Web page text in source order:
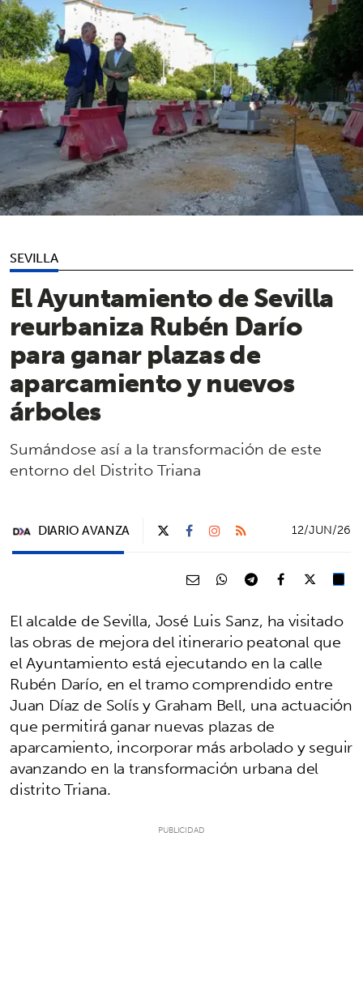
SEVILLA
El Ayuntamiento de Sevilla
reurbaniza Rubén Darío
para ganar plazas de
aparcamiento y nuevos
árboles
Sumándose así a la transformación de este
entorno del Distrito Triana
DIARIO AVANZA 12/JUN/26
El alcalde de Sevilla, José Luis Sanz, ha visitado
las obras de mejora del itinerario peatonal que
el Ayuntamiento está ejecutando en la calle
Rubén Darío, en el tramo comprendido entre
Juan Díaz de Solís y Graham Bell, una actuación
que permitirá ganar nuevas plazas de
aparcamiento, incorporar más arbolado y seguir
avanzando en la transformación urbana del
distrito Triana.